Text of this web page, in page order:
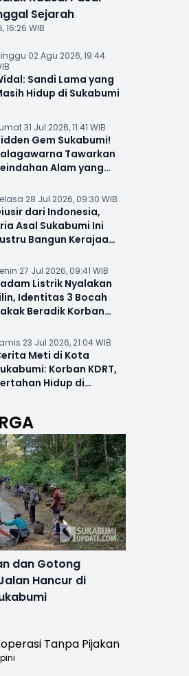
Sejarah
16:26 WIB
02 Agu 2026, 19:44
Sandi Lama yang
Hidup di Sukabumi
31 Jul 2026, 11:41 WIB
Gem Sukabumi!
Tawarkan
Alam yang
28 Jul 2026, 09:30 WIB
dari Indonesia,
Asal Sukabumi Ini
Bangun Kerajaan
27 Jul 2026, 09:41 WIB
Listrik Nyalakan
Identitas 3 Bocah
Beradik Korban
23 Jul 2026, 21:04 WIB
Meti di Kota
Korban KDRT,
Hidup di
dan Gotong
Hancur di
Tanpa Pijakan